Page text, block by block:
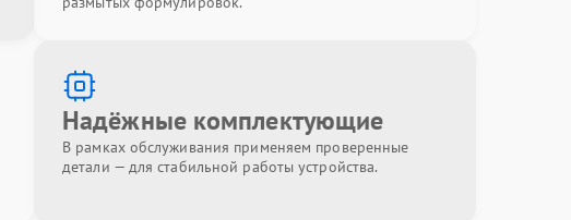
Надёжные комплектующие
В рамках обслуживания применяем проверенные
детали — для стабильной работы устройства.